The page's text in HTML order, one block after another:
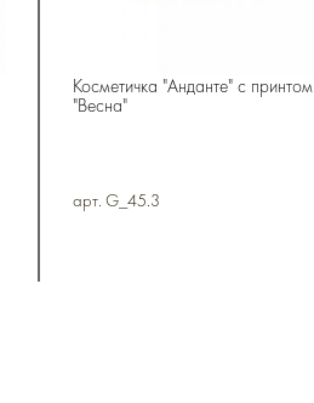
Косметичка "Анданте" с принтом
"Весна"
арт. G_45.3